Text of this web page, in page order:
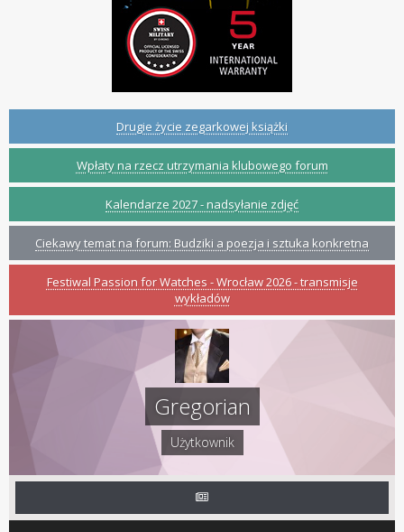
Drugie życie zegarkowej książki
Wpłaty na rzecz utrzymania klubowego forum
Kalendarze 2027 - nadsyłanie zdjęć
Ciekawy temat na forum: Budziki a poezja i sztuka konkretna
Festiwal Passion for Watches - Wrocław 2026 - transmisje
wykładów
Gregorian
Użytkownik